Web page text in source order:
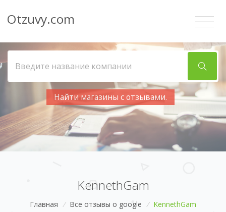
Otzuvy.com
Найти магазины с отзывами.
KennethGam
Главная / Все отзывы о google / KennethGam